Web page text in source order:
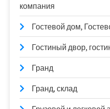
компания
Гостевой дом,
Гостиный двор,
Гранд
Гранд, склад